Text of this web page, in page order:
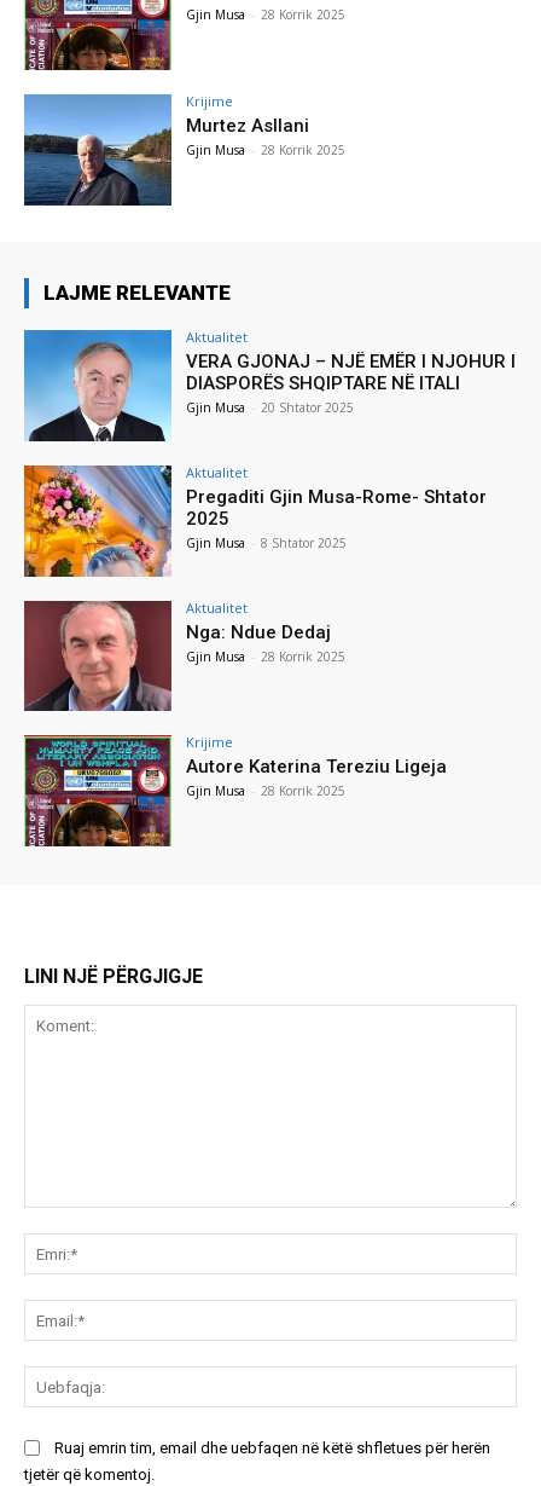
Gjin Musa - 28 Korrik 2025
Krijime
Murtez Asllani
Gjin Musa - 28 Korrik 2025
LAJME RELEVANTE
Aktualitet
VERA GJONAJ – NJË EMËR I NJOHUR I
DIASPORËS SHQIPTARE NË ITALI
Gjin Musa - 20 Shtator 2025
Aktualitet
Pregaditi Gjin Musa-Rome- Shtator
2025
Gjin Musa - 8 Shtator 2025
Aktualitet
Nga: Ndue Dedaj
Gjin Musa - 28 Korrik 2025
Krijime
Autore Katerina Tereziu Ligeja
Gjin Musa - 28 Korrik 2025
LINI NJË PËRGJIGJE
Ruaj emrin tim, email dhe uebfaqen në këtë shfletues për herën
tjetër që komentoj.